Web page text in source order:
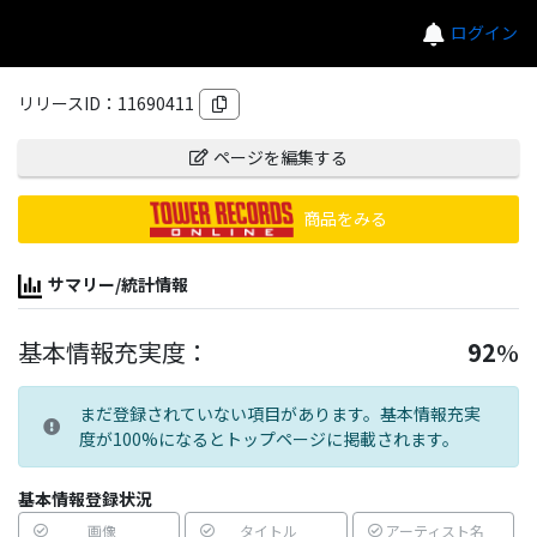
ログイン
リリースID： 11690411
ページを編集する
商品をみる
サマリー/統計情報
基本情報充実度： 92%
まだ登録されていない項目があります。基本情報充実
度が100%になるとトップページに掲載されます。
基本情報登録状況
画像 タイトル アーティスト名